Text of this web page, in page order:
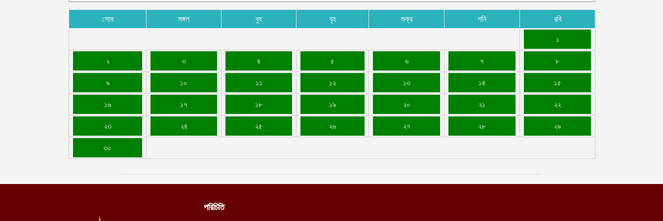
সোম মঙ্গল বুধ বৃহ শুক্র শনি রবি
১
২ ৩ ৪ ৫ ৬ ৭ ৮
৯ ১০ ১১ ১২ ১৩ ১৪ ১৫
১৬ ১৭ ১৮ ১৯ ২০ ২১ ২২
২৩ ২৪ ২৫ ২৬ ২৭ ২৮ ২৯
৩০
পরিচিতি